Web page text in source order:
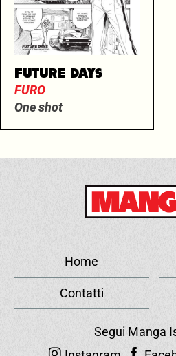
FUTURE DAYS
FURO
One shot
Home
Contatti
Segui Manga